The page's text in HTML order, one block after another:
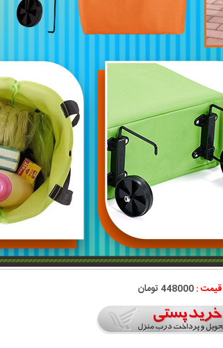
قیمت :448000 تومان